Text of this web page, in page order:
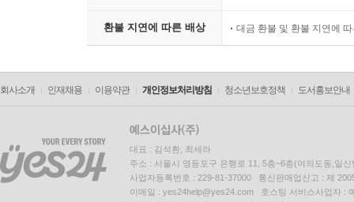
환불 지연에 따른 배상 대금 환불 및 환불 지연에
회사소개 인재채용 이용약관 개인정보처리방침 청소년보호정책 도서홍보안내
대표 : 김석환, 최세라
주소 : 서울시 영등포구 은행로 11, 5층~6층(여의도동,일신
사업자등록번호 : 229-81-37000 통신판매업신고 : 제
이메일 : yes24help@yes24.com 호스팅 서비스사업자 :